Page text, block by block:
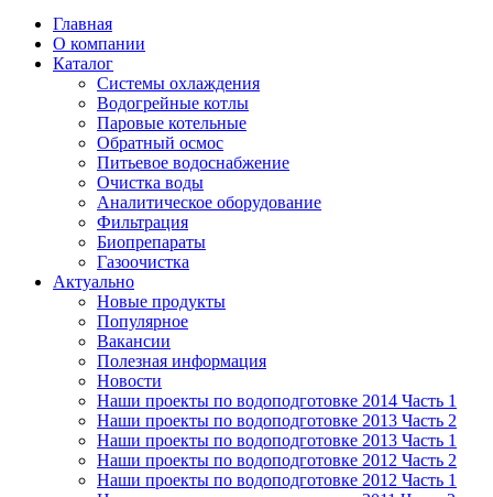
Главная
О компании
Каталог
Системы охлаждения
Водогрейные котлы
Паровые котельные
Обратный осмос
Питьевое водоснабжение
Очистка воды
Аналитическое оборудование
Фильтрация
Биопрепараты
Газоочистка
Актуально
Новые продукты
Популярное
Вакансии
Полезная информация
Новости
Наши проекты по водоподготовке 2014 Часть 1
Наши проекты по водоподготовке 2013 Часть 2
Наши проекты по водоподготовке 2013 Часть 1
Наши проекты по водоподготовке 2012 Часть 2
Наши проекты по водоподготовке 2012 Часть 1